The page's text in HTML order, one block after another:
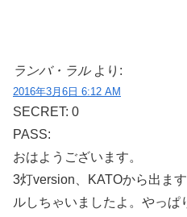
ランバ・ラル より:
2016年3月6日 6:12 AM
SECRET: 0
PASS:
おはようございます。
3灯version、KATOから出ま
ルしちゃいましたよ。やっ